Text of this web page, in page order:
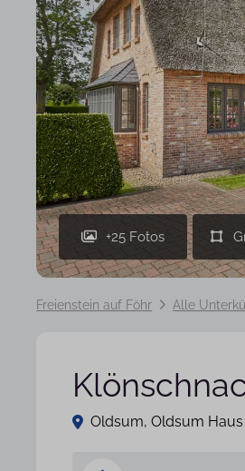
+25 Fotos
Freienstein auf Föhr Alle
Oldsum, Oldsum Haus